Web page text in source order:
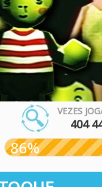
VEZES
404
86%